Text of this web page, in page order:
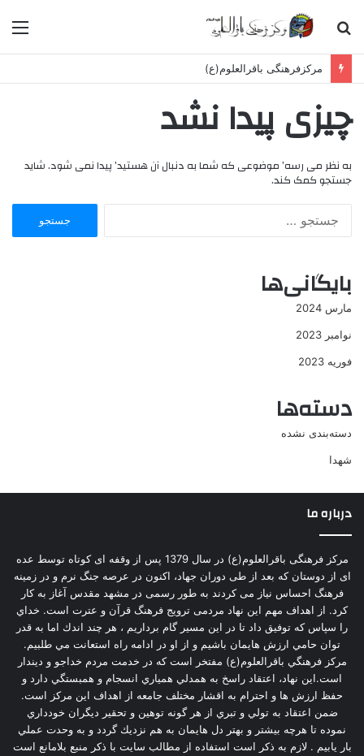
جستجو
برای
مرکزفرهنگی باقرالعلوم(ع)
چیزی پیدا نشد
به نظر می رسه’ موضوعی که شما به دنبال آن هستید’ پیدا نمی شود. شاید
جستجو کمک کند.
بایگانی‌ها
مارس 2024
نوامبر 2023
فوریه 2023
دسته‌ها
دسته‌بندی نشده
شهدا
درباره ما
مرکز فرهنگی باقرالعلوم(ع) در سال 1379 پس از وقفه ای کوتاه توسط عده
ای از دوستان که بعد از طی دوران جهاد، اکنون در عرصه جنگ نرم و در زمینه
فرهنگ احساس نیاز می کردند به طور رسمی در مشهد مقدس آغاز به کار
کرد. از اهداف مهم این نهاد مردمی ترویج فرهنگ قرآن و عترت است. خداي
را سپاس كه توفيق داد تا در اين مسير گام برداريم ، هر چند اندك اما به قدر
توان حامي ارزش هايمان باشيم و از او در ادامه راه استعانت مي طلبيم.
مركز فرهنگي باقرالعلوم(ع) مفتخر است كه در خدمت مردم خداجو و ديندار
است.اين نهاد، اعتقاد راسخ به همدلي همياري انسجام و همبستگي دارد و
حفظ ارزش ها و احترام به اقشار مختلف جامعه از اهداف اين مركز است.
ضمن اعتقاد به تولي و تبري از هر گونه توهين و تحقير ديگران خودداري
نموده تا هرچه بيشتر و بهتر دل هايمان به هم نزديك گردد و به وحدت عملي
بار يابيم . لازم به ذكر است استفاده از مطالب سايت با ذكر منبع بلامانع است